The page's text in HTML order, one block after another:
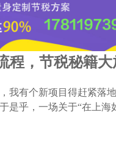
程，节税秘籍大
我有个新项目得赶紧落
是乎，一场关于“在上